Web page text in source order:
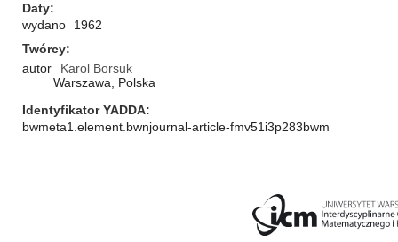
Daty
wydano
1962
Twórcy
autor
Karol Borsuk
Warszawa, Polska
Identyfikator YADDA
bwmeta1.element.bwnjournal-article-fmv51i3p283bwm